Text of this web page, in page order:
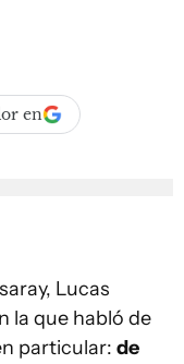
en
Lucas
la que habló de
particular: de